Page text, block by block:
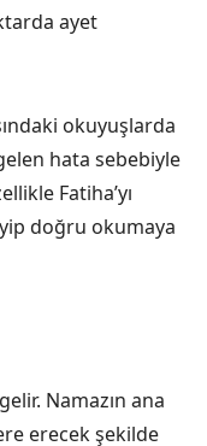
ayet
okuyuşlarda
hata sebebiyle
Fatiha’yı
doğru okumaya
Namazın ana
erecek şekilde